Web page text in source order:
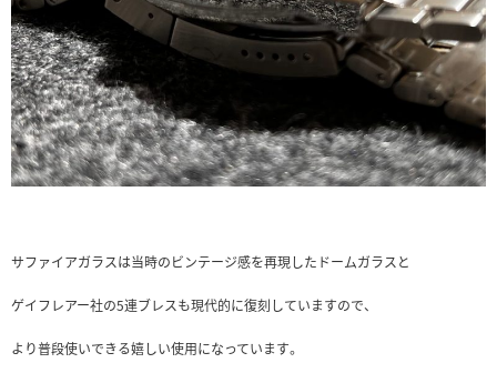
サファイアガラスは当時のビンテージ感を再現したドームガラスと
ゲイフレアー社の5連ブレスも現代的に復刻していますので、
より普段使いできる嬉しい使用になっています。